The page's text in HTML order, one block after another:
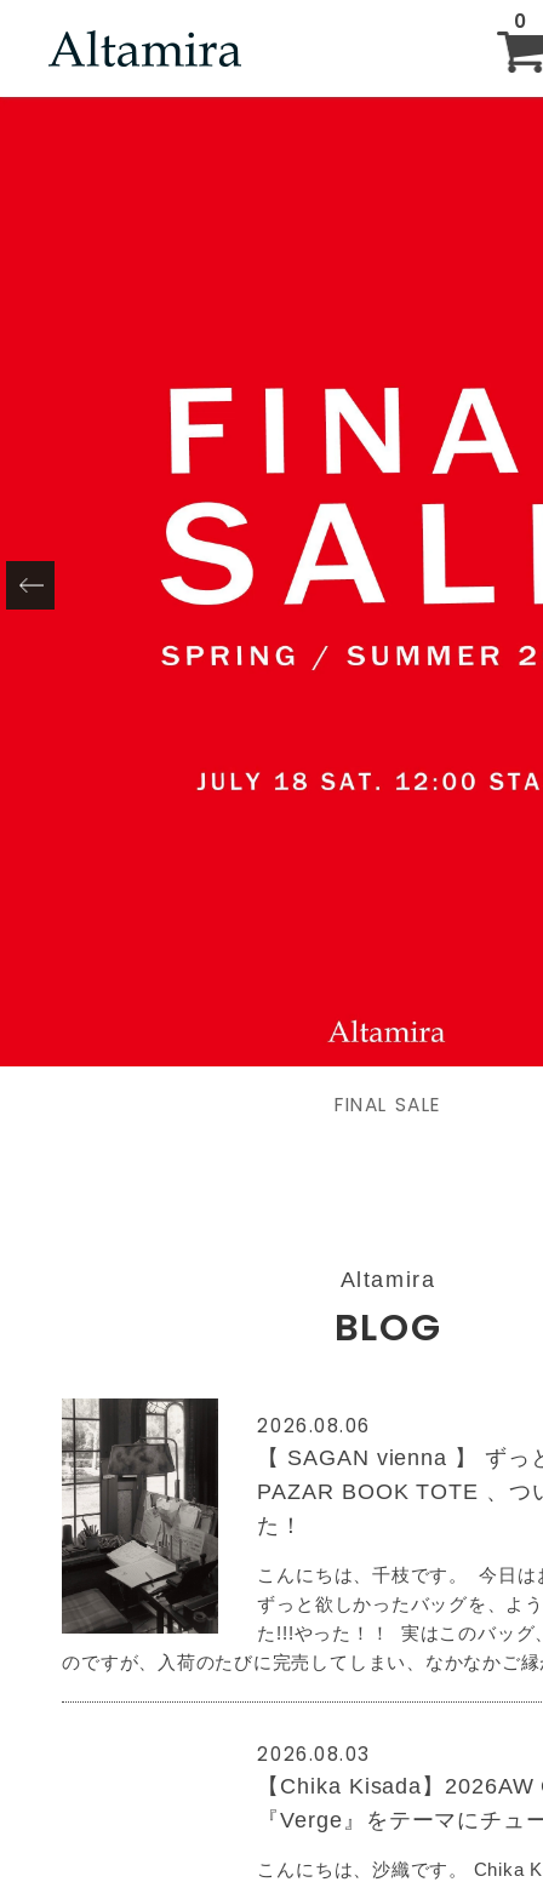
0
BLOG
FINAL SALE
Altamira
BLOG
2026.08.06
【 SAGAN vienna 】 ずっ
PAZAR BOOK TOTE 、つ
た！
こんにちは、千枝です。 今日は
ずっと欲しかったバッグを、よ
た!!!やった！！ 実はこのバッグ
のですが、入荷のたびに完売してしまい、なかなかご
2026.08.03
【Chika Kisada】
『Verge』をテーマにチュ
こんにちは、沙織です。 Chika